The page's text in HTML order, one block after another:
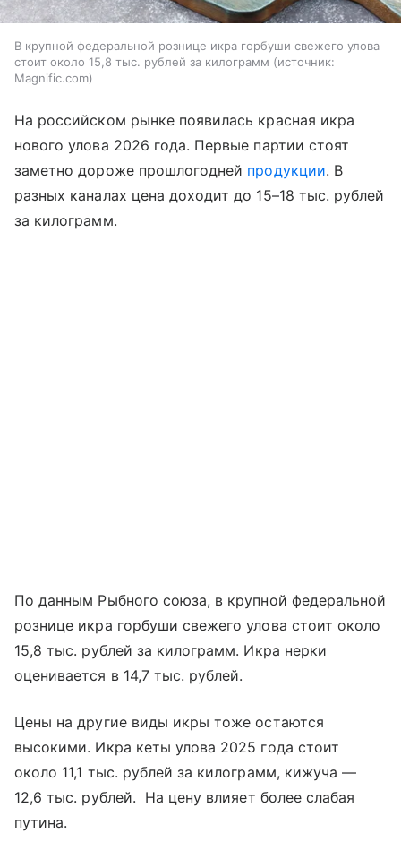
В крупной федеральной рознице икра горбуши свежего улова
стоит около 15,8 тыс. рублей за килограмм
источник:
Magnific.com
На российском рынке появилась красная икра
нового улова 2026 года. Первые партии стоят
заметно дороже прошлогодней продукции. В
разных каналах цена доходит до 15–18 тыс. рублей
за килограмм.
По данным Рыбного союза, в крупной федеральной
рознице икра горбуши свежего улова стоит около
15,8 тыс. рублей за килограмм. Икра нерки
оценивается в 14,7 тыс. рублей.
Цены на другие виды икры тоже остаются
высокими. Икра кеты улова 2025 года стоит
около 11,1 тыс. рублей за килограмм, кижуча —
12,6 тыс. рублей. На цену влияет более слабая
путина.